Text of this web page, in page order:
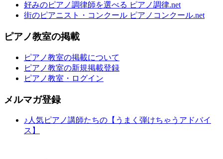
好みのピアノ調律師を選べる ピアノ調律.net
街のピアニスト・コンクール ピアノコンクール.net
ピアノ教室の掲載
ピアノ教室の掲載について
ピアノ教室の新規掲載登録
ピアノ教室・ログイン
メルマガ登録
♪人気ピアノ講師たちの【うまく弾けちゃうアドバイ
ス】